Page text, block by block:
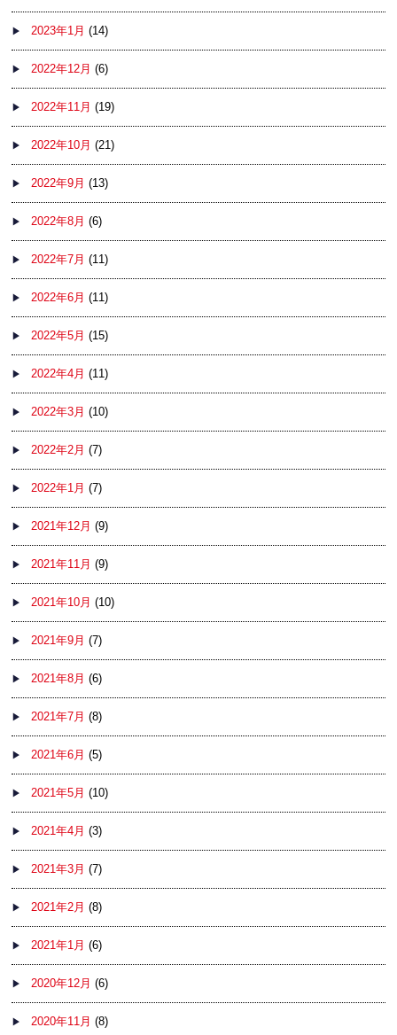
2023年1月 (14)
2022年12月 (6)
2022年11月 (19)
2022年10月 (21)
2022年9月 (13)
2022年8月 (6)
2022年7月 (11)
2022年6月 (11)
2022年5月 (15)
2022年4月 (11)
2022年3月 (10)
2022年2月 (7)
2022年1月 (7)
2021年12月 (9)
2021年11月 (9)
2021年10月 (10)
2021年9月 (7)
2021年8月 (6)
2021年7月 (8)
2021年6月 (5)
2021年5月 (10)
2021年4月 (3)
2021年3月 (7)
2021年2月 (8)
2021年1月 (6)
2020年12月 (6)
2020年11月 (8)